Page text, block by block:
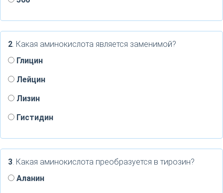
2. Какая аминокислота является заменимой?
Глицин
Лейцин
Лизин
Гистидин
3. Какая аминокислота преобразуется в тирозин?
Аланин